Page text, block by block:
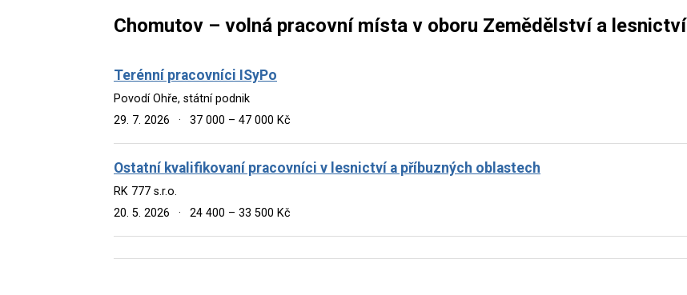
Chomutov – volná pracovní místa v oboru Zemědělství a lesnictví
Terénní pracovníci ISyPo
Povodí Ohře, státní podnik
29. 7. 2026
· 37 000 – 47 000 Kč
Ostatní kvalifikovaní pracovníci v lesnictví a příbuzných oblastech
RK 777 s.r.o.
20. 5. 2026
· 24 400 – 33 500 Kč